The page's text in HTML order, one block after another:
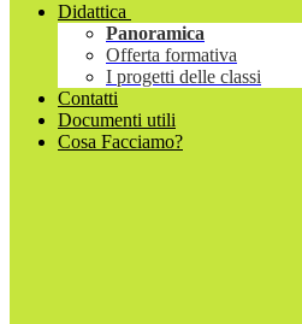
Didattica
Panoramica
Offerta formativa
I progetti delle classi
Contatti
Documenti utili
Cosa Facciamo?